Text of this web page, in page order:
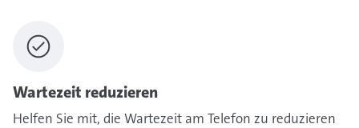
Wartezeit reduzieren
Helfen Sie mit, die Wartezeit am Telefon zu reduzieren